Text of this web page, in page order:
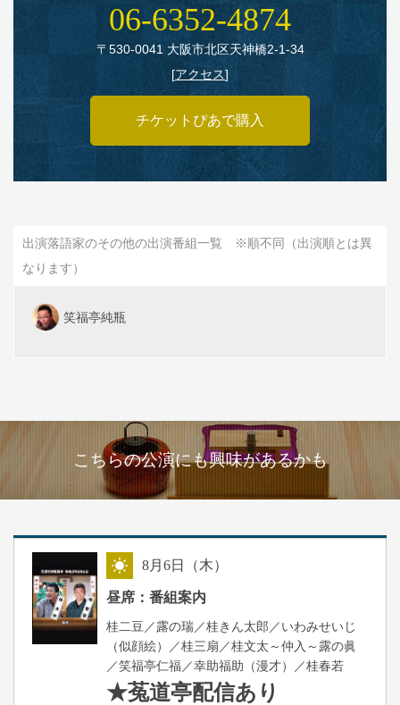
06‑6352‑4874
〒530‑0041 大阪市北区天神橋2‑1‑34
[アクセス]
チケットぴあで購入
出演落語家のその他の出演番組一覧 ※順不同（出演順とは異
なります）
笑福亭純瓶
こちらの公演にも興味があるかも
8月6日（木）
昼席：番組案内
桂二豆／露の瑞／桂きん太郎／いわみせいじ
（似顔絵）／桂三扇／桂文太～仲入～露の眞
／笑福亭仁福／幸助福助（漫才）／桂春若
★菟道亭配信あり